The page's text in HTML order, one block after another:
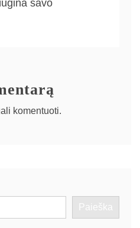
savo
komentuoti.
Paieška